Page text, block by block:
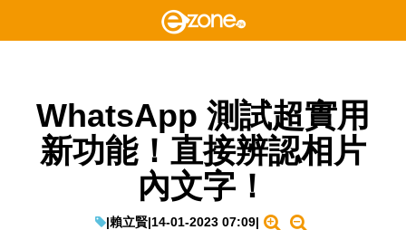
WhatsApp 測試超實用
新功能！直接辨認相片
內文字！
|賴立賢|14-01-2023 07:09|